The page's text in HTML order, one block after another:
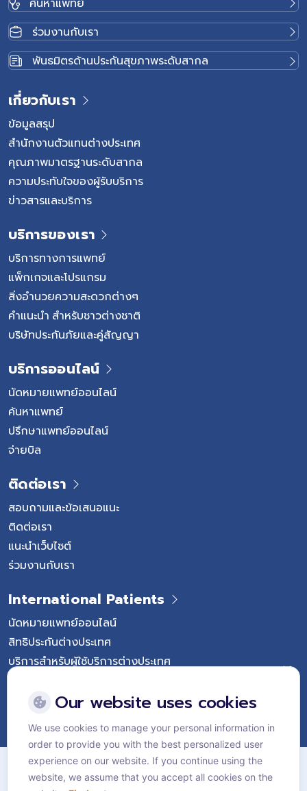
ร่วมงานกับเรา
พันธมิตรด้านประกันสุขภาพระดับสากล
เกี่ยวกับเรา
ข้อมูลสรุป
สำนักงานตัวแทนต่างประเทศ
คุณภาพมาตรฐานระดับสากล
ความประทับใจของผู้รับบริการ
ข่าวสารและบริการ
บริการของเรา
บริการทางการแพทย์
แพ็กเกจและโปรแกรม
สิ่งอำนวยความสะดวกต่างๆ
คำแนะนำ สำหรับชาวต่างชาติ
บริษัทประกันภัยและคู่สัญญา
บริการออนไลน์
นัดหมายแพทย์ออนไลน์
ค้นหาแพทย์
ปรึกษาแพทย์ออนไลน์
จ่ายบิล
ติดต่อเรา
สอบถามและข้อเสนอแนะ
ติดต่อเรา
แนะนำเว็บไซต์
ร่วมงานกับเรา
International Patients
นัดหมายแพทย์ออนไลน์
สิทธิประกันต่างประเทศ
บริการสำหรับผู้ใช้บริการต่างประเทศ
Follow Vejthani International Hospital
แผนผังเว็บไซต์
นโยบายส่วนบุคคล
Our website uses cookies
We use cookies to manage your personal information in
order to provide you with the best personalized user
experience on our website. If you continue using the
website, we assume that you accept all cookies on the